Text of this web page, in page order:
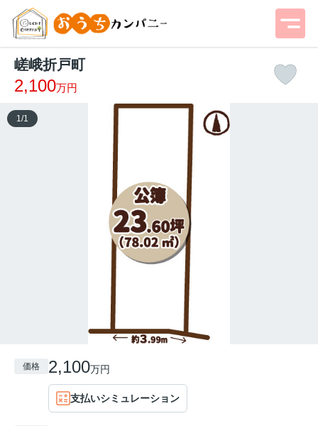
嵯峨折戸町
2,100万円
1 /1
価格 2,100万円
支払いシミュレーション